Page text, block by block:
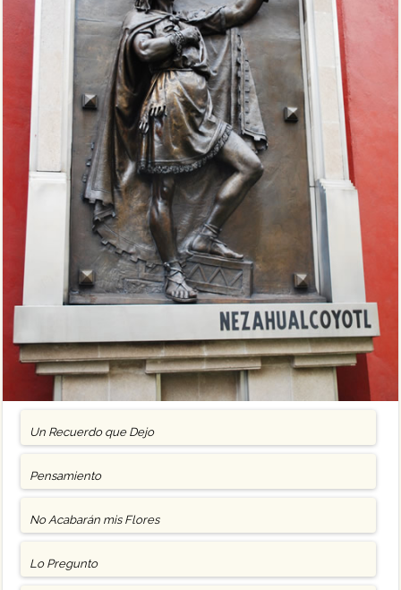
Un Recuerdo que Dejo
Pensamiento
No Acabarán mis Flores
Lo Pregunto